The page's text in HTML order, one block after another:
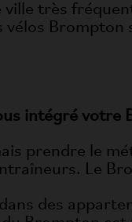
ville très
vélos
intégré votre
prendre le
Le
des